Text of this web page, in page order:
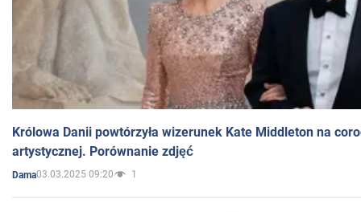
Królowa Danii powtórzyła wizerunek Kate Middleton na
artystycznej. Porównanie zdjęć
Dama03.03.2025 09:20 1